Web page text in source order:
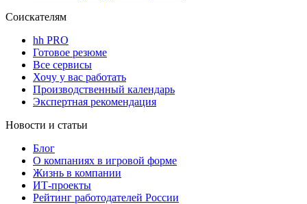
Соискателям
hh PRO
Готовое резюме
Все сервисы
Хочу у вас работать
Производственный календарь
Экспертная рекомендация
Новости и статьи
Блог
О компаниях в игровой форме
Жизнь в компании
ИТ-проекты
Рейтинг работодателей России